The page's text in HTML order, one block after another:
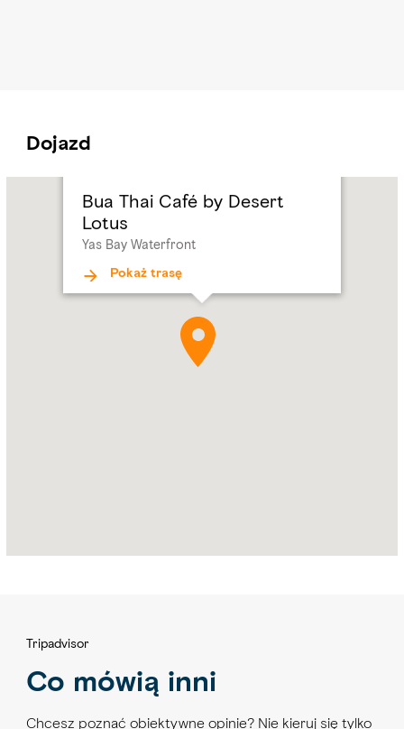
Dojazd
Bua Thai Café by Desert
Lotus
Yas Bay Waterfront
Pokaż trasę
Tripadvisor
Co mówią inni
Chcesz poznać obiektywne opinie? Nie kieruj się tylko